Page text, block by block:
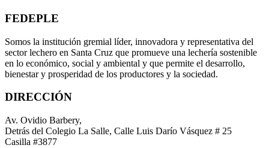
FEDEPLE
Somos la institución gremial líder, innovadora y representativa del
sector lechero en Santa Cruz que promueve una lechería sostenible
en lo económico, social y ambiental y que permite el desarrollo,
bienestar y prosperidad de los productores y la sociedad.
DIRECCIÓN
Av. Ovidio Barbery,
Detrás del Colegio La Salle, Calle Luis Darío Vásquez # 25
Casilla #3877